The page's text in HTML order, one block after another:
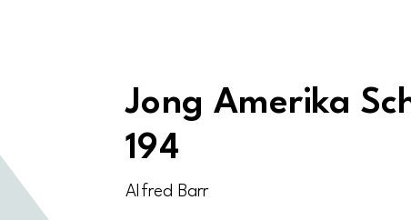
Jong Amerika
194
Alfred Barr